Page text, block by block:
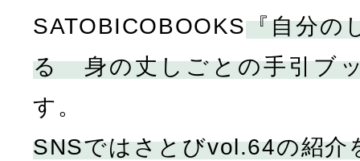
SATOBICOBOOKS『自分の
る 身の丈しごとの手引ブ
す。
SNSではさとびvol.64の紹介